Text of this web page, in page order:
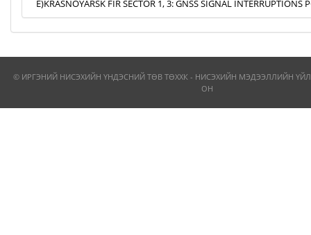
E)KRASNOYARSK FIR SECTOR 1, 3: GNSS SIGNAL INTERRUPTIONS
© ИРГЭНИЙ НИСЭХИЙН ҮНДЭСНИЙ ТӨВ ТӨХХК - НИСЭХИЙН МЭДЭЭЛЛИЙН
ОН